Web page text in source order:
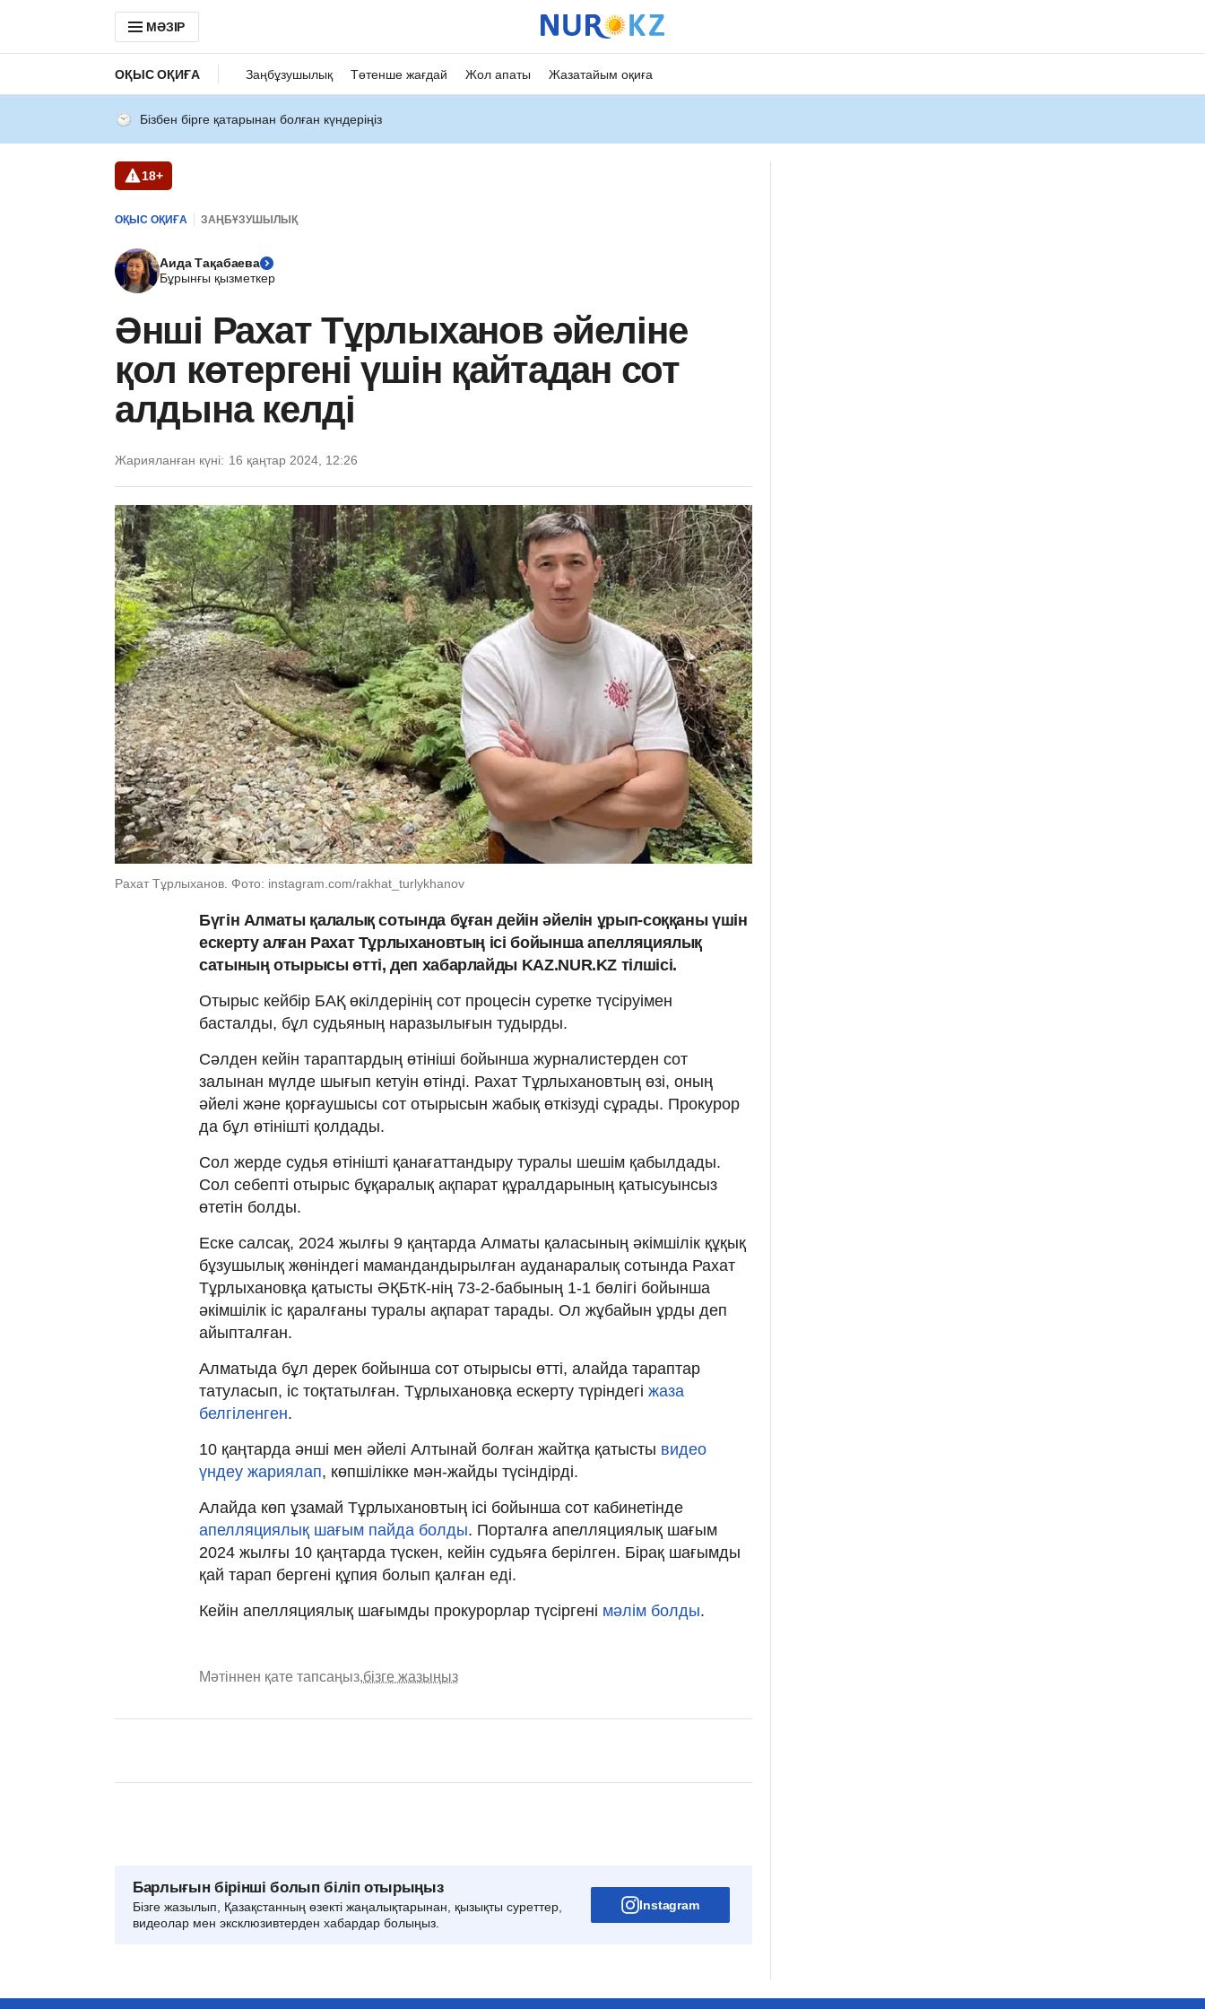
МӘЗІР
ОҚЫС ОҚИҒА Заңбұзушылық Төтенше жағдай Жол апаты Жазатайым оқиға
Бізбен бірге қатарынан болған күндеріңіз
18+
ОҚЫС ОҚИҒА ЗАҢБҰЗУШЫЛЫҚ
Аида Тақабаева
Бұрынғы қызметкер
Әнші Рахат Тұрлыханов әйеліне
қол көтергені үшін қайтадан сот
алдына келді
Жарияланған күні: 16 қаңтар 2024, 12:26
Рахат Тұрлыханов. Фото: instagram.com/rakhat_turlykhanov
Бүгін Алматы қалалық сотында бұған дейін әйелін ұрып-соққаны үшін
ескерту алған Рахат Тұрлыхановтың ісі бойынша апелляциялық
сатының отырысы өтті, деп хабарлайды KAZ.NUR.KZ тілшісі.
Отырыс кейбір БАҚ өкілдерінің сот процесін суретке түсіруімен
басталды, бұл судьяның наразылығын тудырды.
Сәлден кейін тараптардың өтініші бойынша журналистерден сот
залынан мүлде шығып кетуін өтінді. Рахат Тұрлыхановтың өзі, оның
әйелі және қорғаушысы сот отырысын жабық өткізуді сұрады. Прокурор
да бұл өтінішті қолдады.
Сол жерде судья өтінішті қанағаттандыру туралы шешім қабылдады.
Сол себепті отырыс бұқаралық ақпарат құралдарының қатысуынсыз
өтетін болды.
Еске салсақ, 2024 жылғы 9 қаңтарда Алматы қаласының әкімшілік құқық
бұзушылық жөніндегі мамандандырылған ауданаралық сотында Рахат
Тұрлыхановқа қатысты ӘҚБтК-нің 73-2-бабының 1-1 бөлігі бойынша
әкімшілік іс қаралғаны туралы ақпарат тарады. Ол жұбайын ұрды деп
айыпталған.
Алматыда бұл дерек бойынша сот отырысы өтті, алайда тараптар
татуласып, іс тоқтатылған. Тұрлыхановқа ескерту түріндегі жаза
белгіленген.
10 қаңтарда әнші мен әйелі Алтынай болған жайтқа қатысты видео
үндеу жариялап, көпшілікке мән-жайды түсіндірді.
Алайда көп ұзамай Тұрлыхановтың ісі бойынша сот кабинетінде
апелляциялық шағым пайда болды. Порталға апелляциялық шағым
2024 жылғы 10 қаңтарда түскен, кейін судьяға берілген. Бірақ шағымды
қай тарап бергені құпия болып қалған еді.
Кейін апелляциялық шағымды прокурорлар түсіргені мәлім болды.
Мәтіннен қате тапсаңыз,бізге жазыңыз
Барлығын бірінші болып біліп отырыңыз
Бізге жазылып, Қазақстанның өзекті жаңалықтарынан, қызықты суреттер,
видеолар мен эксклюзивтерден хабардар болыңыз.
Instagram